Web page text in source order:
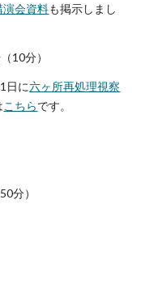
演会資料も掲示しまし
10分）
日に六ヶ所再処理視察
こちらです。
分）